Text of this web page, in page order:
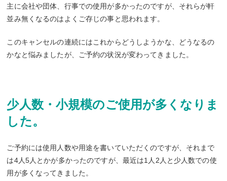
主に会社や団体、行事での使用が多かったのですが、それらが軒
並み無くなるのはよくご存じの事と思われます。
このキャンセルの連続にはこれからどうしようかな、どうなるの
かなと悩みましたが、ご予約の状況が変わってきました。
少人数・小規模のご使用が多くなりま
した。
ご予約には使用人数や用途を書いていただくのですが、それまで
は4人5人とかが多かったのですが、最近は1人2人と少人数での使
用が多くなってきました。